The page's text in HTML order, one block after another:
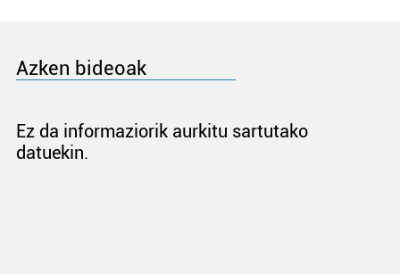
Azken bideoak
Ez da informaziorik aurkitu sartutako
datuekin.